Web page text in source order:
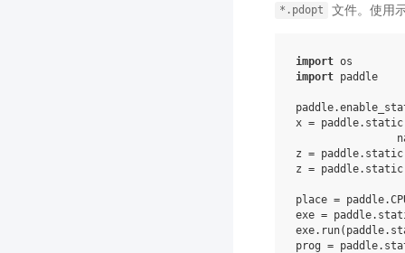
*.pdopt 文件。使用
import os
import paddle
paddle.
x = paddle. static
z = paddle. static
z = paddle. static
place = paddle.
exe = paddle.
exe. run( paddle.
prog = paddle.